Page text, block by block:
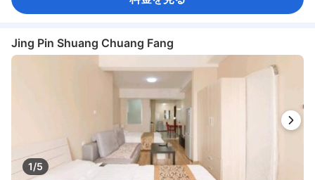
Jing Pin Shuang Chuang Fang
1/5